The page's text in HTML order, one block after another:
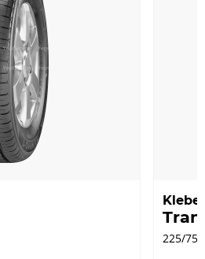
Kleber
225/75